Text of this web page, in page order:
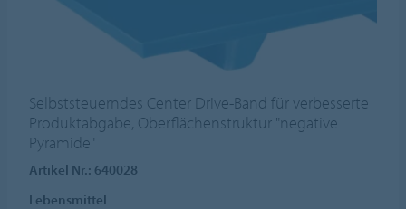
Selbststeuerndes Center Drive-Band für verbesserte
Produktabgabe, Oberflächenstruktur "negative
Pyramide"
Artikel Nr.: 640028
Lebensmittel